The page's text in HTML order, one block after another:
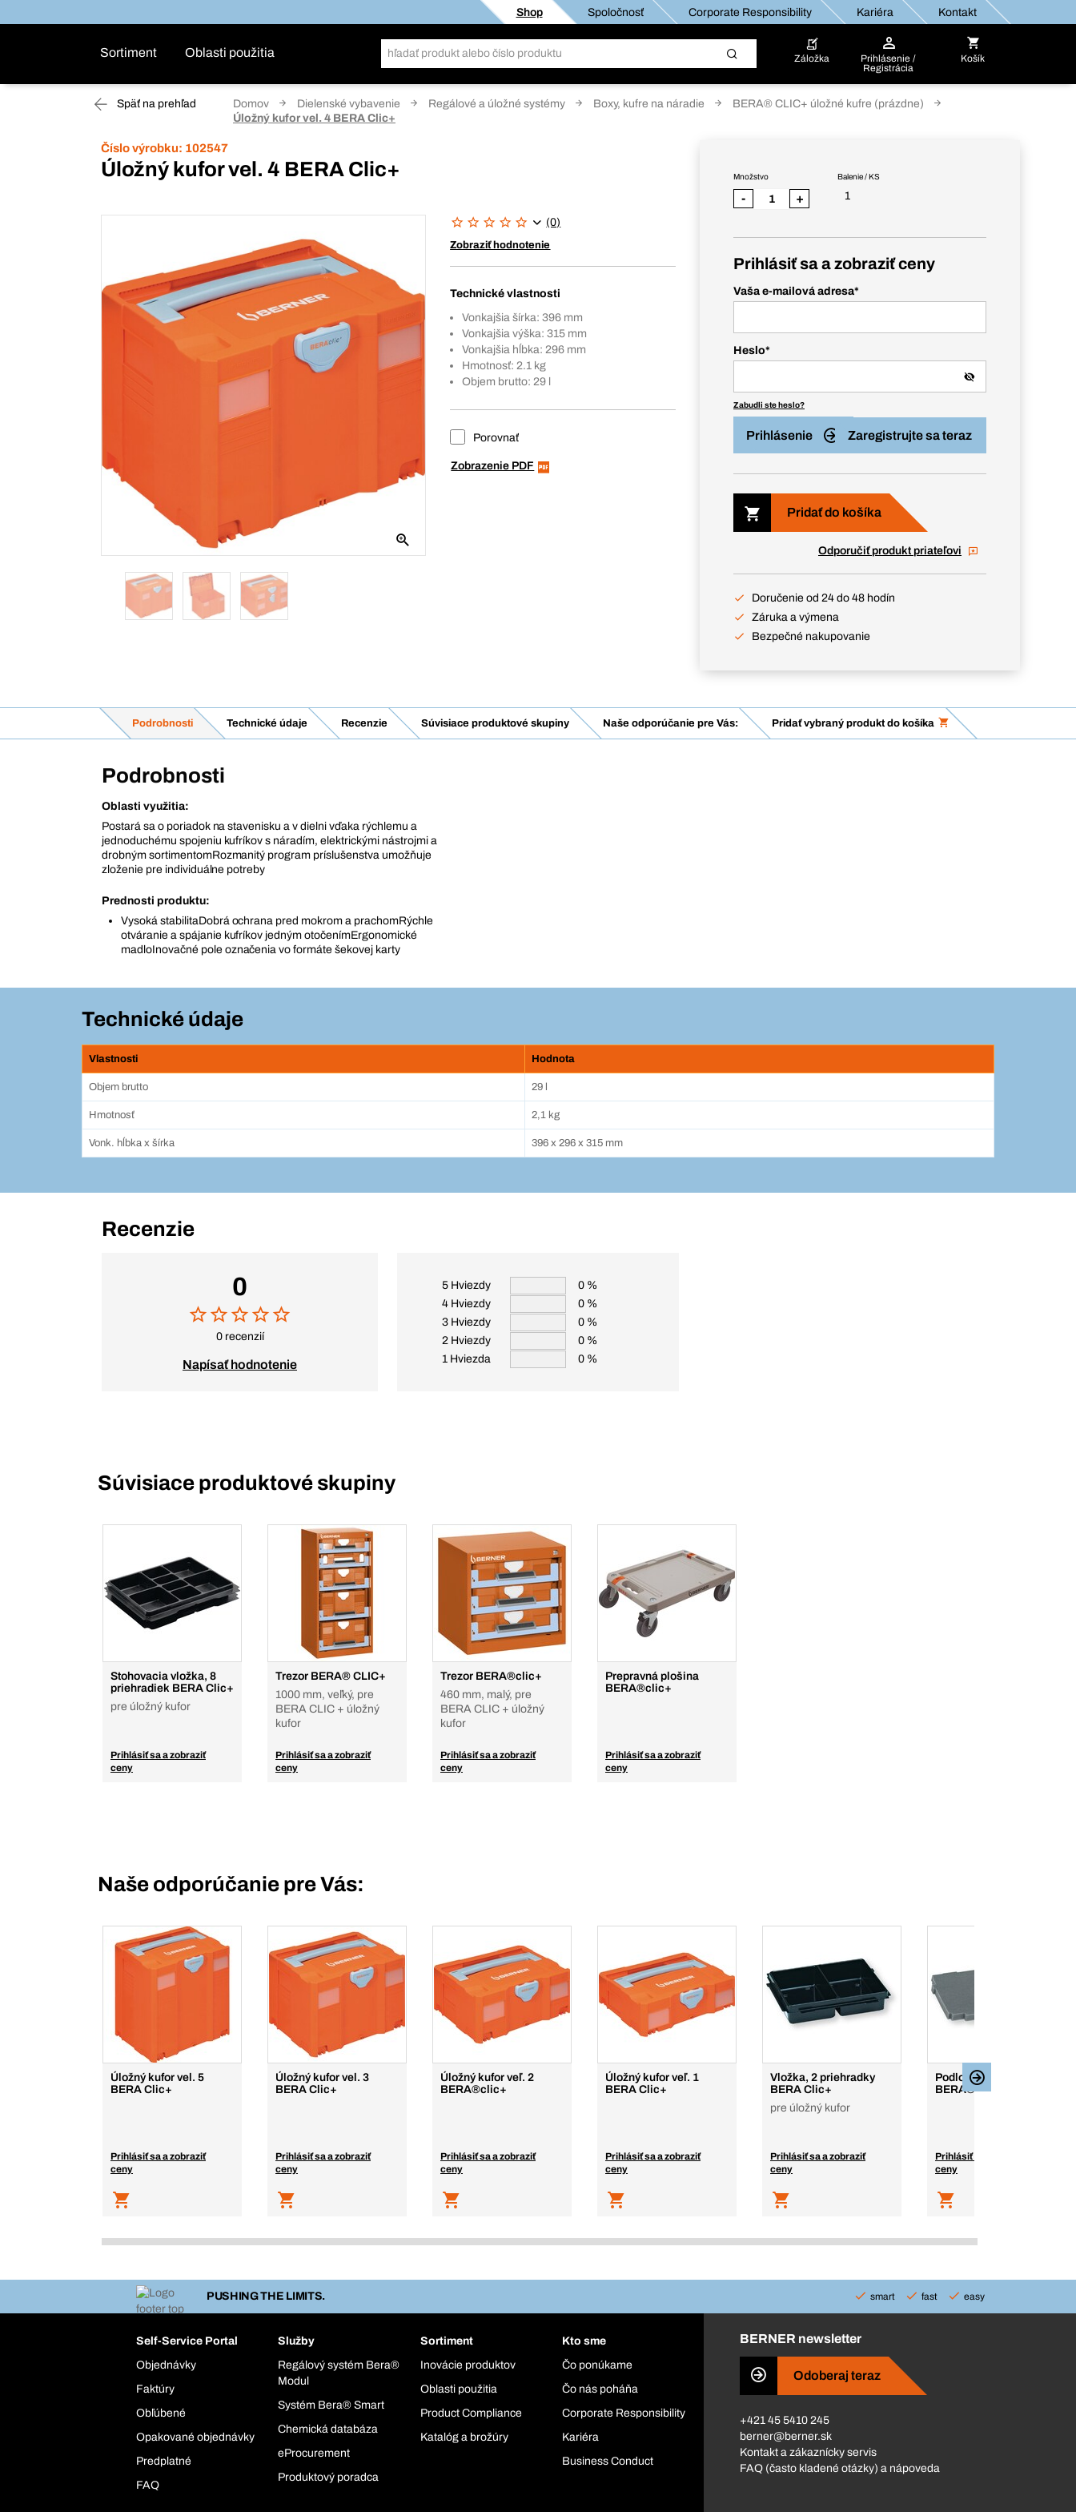
Shop Spoločnosť Corporate Responsibility Kariéra Kontakt
Sortiment Oblasti použitia Záložka
Prihlásenie /
Registrácia
Košík
Späť na prehľad Domov Dielenské vybavenie Regálové a úložné systémy Boxy, kufre na náradie
BERA® CLIC+ úložné kufre (prázdne)
Úložný kufor vel. 4 BERA Clic+
Číslo výrobku: 102547
Úložný kufor vel. 4 BERA Clic+
(0)
Zobraziť hodnotenie
Technické vlastnosti
Vonkajšia šírka: 396 mm
Vonkajšia výška: 315 mm
Vonkajšia hĺbka: 296 mm
Hmotnosť: 2.1 kg
Objem brutto: 29 l
Porovnať
Zobrazenie PDF
Balenie / KS
1
Množstvo
- +
Prihlásiť sa a zobraziť ceny
Vaša e-mailová adresa*
Heslo*
Zabudli ste heslo?
Prihlásenie Zaregistrujte sa teraz
Pridať do košíka
Odporučiť produkt priateľovi
Doručenie od 24 do 48 hodín
Záruka a výmena
Bezpečné nakupovanie
Podrobnosti Technické údaje Recenzie Súvisiace produktové skupiny Naše odporúčanie pre Vás: Pridať vybraný produkt do košíka
Podrobnosti
Oblasti využitia:
Postará sa o poriadok na stavenisku a v dielni vďaka rýchlemu a
jednoduchému spojeniu kufríkov s náradím, elektrickými nástrojmi a
drobným sortimentomRozmanitý program príslušenstva umožňuje
zloženie pre individuálne potreby
Prednosti produktu:
Vysoká stabilitaDobrá ochrana pred mokrom a prachomRýchle
otváranie a spájanie kufríkov jedným otočenímErgonomické
madloInovačné pole označenia vo formáte šekovej karty
Technické údaje
Vlastnosti Hodnota
Objem brutto 29 l
Hmotnosť 2,1 kg
Vonk. hĺbka x šírka 396 x 296 x 315 mm
Recenzie
0
0 recenzií
Napísať hodnotenie
5 Hviezdy
0 %
4 Hviezdy
0 %
3 Hviezdy
0 %
2 Hviezdy
0 %
1 Hviezda
0 %
Súvisiace produktové skupiny
Stohovacia vložka, 8
priehradiek BERA Clic+
pre úložný kufor
Prihlásiť sa a zobraziť
ceny
Trezor BERA® CLIC+
1000 mm, veľký, pre
BERA CLIC + úložný
kufor
Prihlásiť sa a zobraziť
ceny
Trezor BERA®clic+
460 mm, malý, pre
BERA CLIC + úložný
kufor
Prihlásiť sa a zobraziť
ceny
Prepravná plošina
BERA®clic+
Prihlásiť sa a zobraziť
ceny
Naše odporúčanie pre Vás:
Úložný kufor vel. 5
BERA Clic+
Prihlásiť sa a zobraziť
ceny
Úložný kufor vel. 3
BERA Clic+
Prihlásiť sa a zobraziť
ceny
Úložný kufor veľ. 2
BERA®clic+
Prihlásiť sa a zobraziť
ceny
Úložný kufor veľ. 1
BERA Clic+
Prihlásiť sa a zobraziť
ceny
Vložka, 2 priehradky
BERA Clic+
pre úložný kufor
Prihlásiť sa a zobraziť
ceny
Podložka na dno
BERA®clic+
Prihlásiť sa a zobraziť
ceny
PUSHING THE LIMITS. smart fast easy
Self-Service Portal
Objednávky
Faktúry
Obľúbené
Opakované objednávky
Predplatné
FAQ
Služby
Regálový systém Bera®
Modul
Systém Bera® Smart
Chemická databáza
eProcurement
Produktový poradca
Sortiment
Inovácie produktov
Oblasti použitia
Product Compliance
Katalóg a brožúry
Kto sme
Čo ponúkame
Čo nás poháňa
Corporate Responsibility
Kariéra
Business Conduct
BERNER newsletter
Odoberaj teraz
+421 45 5410 245
berner@berner.sk
Kontakt a zákaznícky servis
FAQ (často kladené otázky) a nápoveda